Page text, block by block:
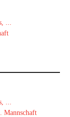
...
...
Mannschaft